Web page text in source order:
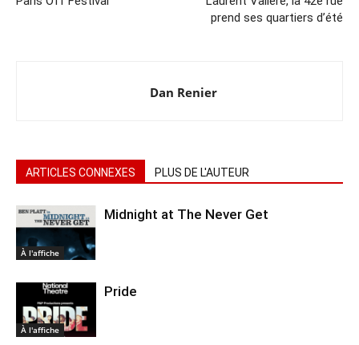
prend ses quartiers d’été
Dan Renier
ARTICLES CONNEXES PLUS DE L'AUTEUR
À l'affiche
Midnight at The Never Get
À l'affiche
Pride